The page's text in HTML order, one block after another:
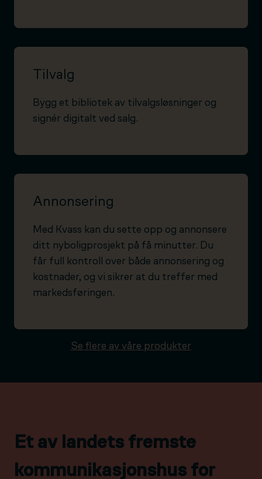
Tilvalg
Bygg et bibliotek av tilvalgsløsninger og
signér digitalt ved salg.
Annonsering
Med Kvass kan du sette opp og annonsere
ditt nyboligprosjekt på få minutter. Du
får full kontroll over både annonsering og
kostnader, og vi sikrer at du treffer med
markedsføringen.
Se flere av våre produkter
Et av landets fremste
kommunikasjonshus for